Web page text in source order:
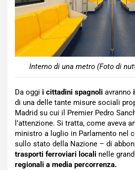
Interno di una metro (Foto di
Da oggi i cittadini spagnoli avranno
di una delle tante misure sociali
Madrid su cui il Premier Pedro
l’attenzione. Si tratta, come aveva
ministro a luglio in Parlamento nel
sullo stato della Nazione – di
trasporti ferroviari locali nelle
regionali a media percorrenza.